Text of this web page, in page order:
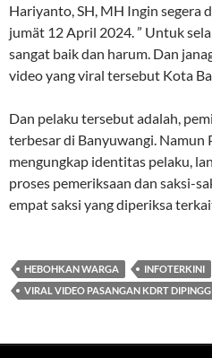
Hariyanto, SH, MH Ingin segera
jumät 12 April 2024. ” Untuk
sangat baik dan harum. Dan
video yang viral tersebut Kota
Dan pelaku tersebut adalah,
terbesar di Banyuwangi. Namun
mengungkap identitas pelaku,
proses pemeriksaan dan saksi-
empat saksi yang diperiksa
HEBOHKAN WARGA INFOTERKINI
VIRAL VIDEO PASANGAN KDRT